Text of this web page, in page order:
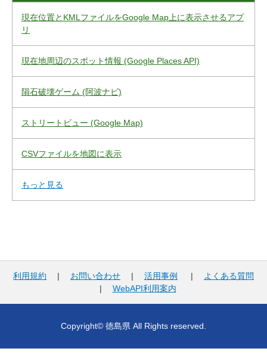
現在位置とKMLファイルをGoogle Map上に表示させるアプ
リ
現在地周辺のスポット情報 (Google Places API)
隕石破壊ゲーム (阿波ナビ)
ストリートビュー (Google Map)
CSVファイルを地図に表示
もっと見る
利用規約 | お問い合わせ | 活用事例 |
よくある質問
| WebAPI利用案内
Copyright© 徳島県 All Rights reserved.